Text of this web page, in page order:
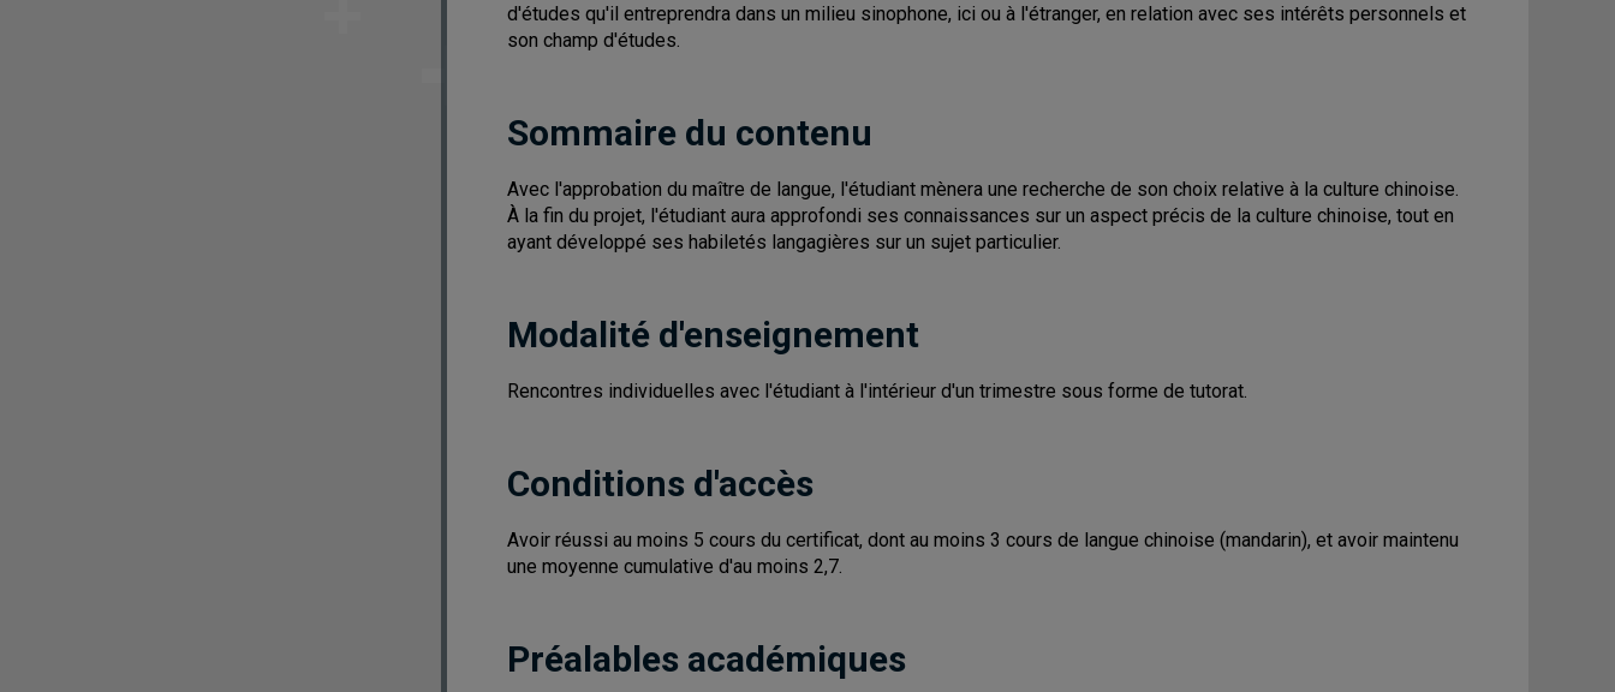
d'études qu'il entreprendra dans un milieu sinophone, ici ou à l'étranger, en relation avec ses intérêts personnels et
son champ d'études.
Sommaire du contenu
Avec l'approbation du maître de langue, l'étudiant mènera une recherche de son choix relative à la culture chinoise.
À la fin du projet, l'étudiant aura approfondi ses connaissances sur un aspect précis de la culture chinoise, tout en
ayant développé ses habiletés langagières sur un sujet particulier.
Modalité d'enseignement
Rencontres individuelles avec l'étudiant à l'intérieur d'un trimestre sous forme de tutorat.
Conditions d'accès
Avoir réussi au moins 5 cours du certificat, dont au moins 3 cours de langue chinoise (mandarin), et avoir maintenu
une moyenne cumulative d'au moins 2,7.
Préalables académiques